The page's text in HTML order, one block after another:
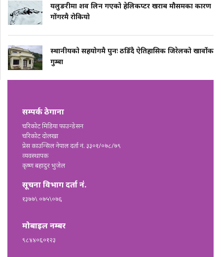
यलुङरीमा शव लिन गएको हेलिकप्टर खराब मौसमका कारण
गोंगरमै रोकियो
स्थानीयको सहयोगमै पुनः ठडिँदै ऐतिहासिक जिरेलको खार्वोक
गुम्बा
सम्पर्क ठेगाना
चरिकोट मिडिया फाउन्डेसन
चरिकोट दोलखा
प्रेस काउन्सिल नेपाल दर्ता नं. ३३०१/०७८/७९
व्यवस्थापक
कृष्ण बहादुर भुजेल
सूचना विभाग दर्ता नं.
१३७७\ ०७५\०७६
मोबाइल नम्बर
९८४४०६०१२३